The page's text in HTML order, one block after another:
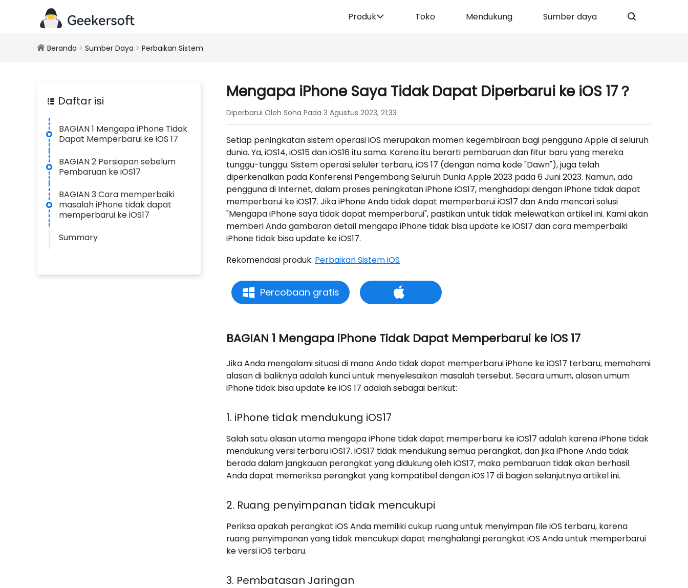
Produk Toko Mendukung Sumber daya
Beranda > Sumber Daya > Perbaikan Sistem
Daftar isi
BAGIAN 1 Mengapa iPhone Tidak
Dapat Memperbarui ke iOS 17
BAGIAN 2 Persiapan sebelum
Pembaruan ke iOS17
BAGIAN 3 Cara memperbaiki
masalah iPhone tidak dapat
memperbarui ke iOS17
Summary
Mengapa iPhone Saya Tidak Dapat Diperbarui ke iOS 17？
Diperbarui Oleh Soha Pada 3 Agustus 2023, 21:33
Setiap peningkatan sistem operasi iOS merupakan momen kegembiraan bagi pengguna Apple di seluruh
dunia. Ya, iOS14, iOS15 dan iOS16 itu sama. Karena itu berarti pembaruan dan fitur baru yang mereka
tunggu-tunggu. Sistem operasi seluler terbaru, iOS 17 (dengan nama kode "Dawn"), juga telah
diperkenalkan pada Konferensi Pengembang Seluruh Dunia Apple 2023 pada 6 Juni 2023. Namun, ada
pengguna di Internet, dalam proses peningkatan iPhone iOS17, menghadapi dengan iPhone tidak dapat
memperbarui ke iOS17. Jika iPhone Anda tidak dapat memperbarui iOS17 dan Anda mencari solusi
"Mengapa iPhone saya tidak dapat memperbarui", pastikan untuk tidak melewatkan artikel ini. Kami akan
memberi Anda gambaran detail mengapa iPhone tidak bisa update ke iOS17 dan cara memperbaiki
iPhone tidak bisa update ke iOS17.
Rekomendasi produk: Perbaikan Sistem iOS
Percobaan gratis
BAGIAN 1 Mengapa iPhone Tidak Dapat Memperbarui ke iOS 17
Jika Anda mengalami situasi di mana Anda tidak dapat memperbarui iPhone ke iOS17 terbaru, memahami
alasan di baliknya adalah kunci untuk menyelesaikan masalah tersebut. Secara umum, alasan umum
iPhone tidak bisa update ke iOS 17 adalah sebagai berikut:
1. iPhone tidak mendukung iOS17
Salah satu alasan utama mengapa iPhone tidak dapat memperbarui ke iOS17 adalah karena iPhone tidak
mendukung versi terbaru iOS17. iOS17 tidak mendukung semua perangkat, dan jika iPhone Anda tidak
berada dalam jangkauan perangkat yang didukung oleh iOS17, maka pembaruan tidak akan berhasil.
Anda dapat memeriksa perangkat yang kompatibel dengan iOS 17 di bagian selanjutnya artikel ini.
2. Ruang penyimpanan tidak mencukupi
Periksa apakah perangkat iOS Anda memiliki cukup ruang untuk menyimpan file iOS terbaru, karena
ruang penyimpanan yang tidak mencukupi dapat menghalangi perangkat iOS Anda untuk memperbarui
ke versi iOS terbaru.
3. Pembatasan Jaringan